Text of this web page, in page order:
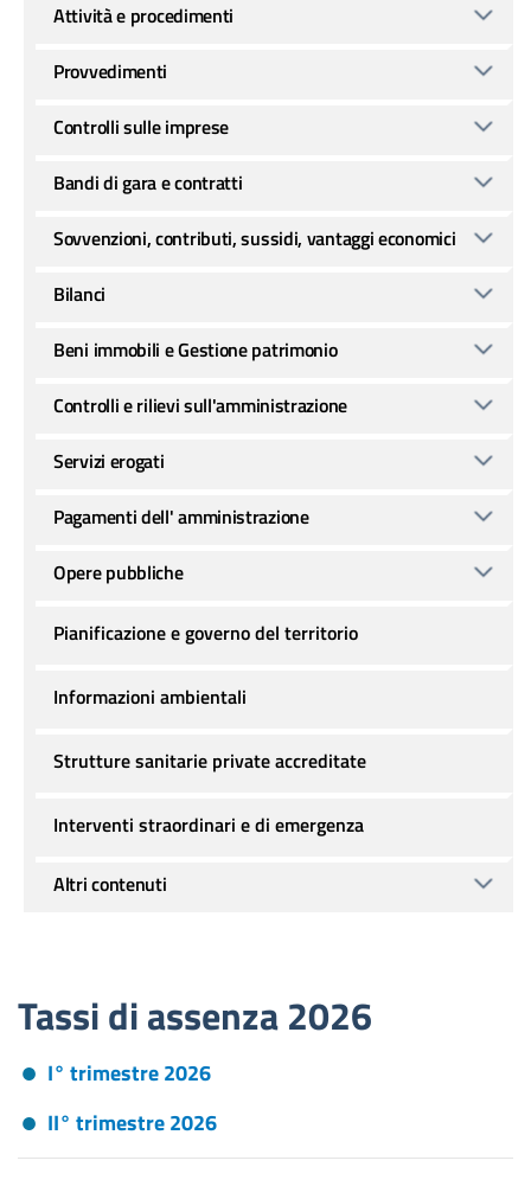
Tassi di assenza 2026
I° trimestre 2026
II° trimestre 2026
Attività e procedimenti
Provvedimenti
Controlli sulle imprese
Bandi di gara e contratti
Sovvenzioni, contributi, sussidi, vantaggi economici
Bilanci
Beni immobili e Gestione patrimonio
Controlli e rilievi sull'amministrazione
Servizi erogati
Pagamenti dell' amministrazione
Opere pubbliche
Pianificazione e governo del territorio
Informazioni ambientali
Strutture sanitarie private accreditate
Interventi straordinari e di emergenza
Altri contenuti